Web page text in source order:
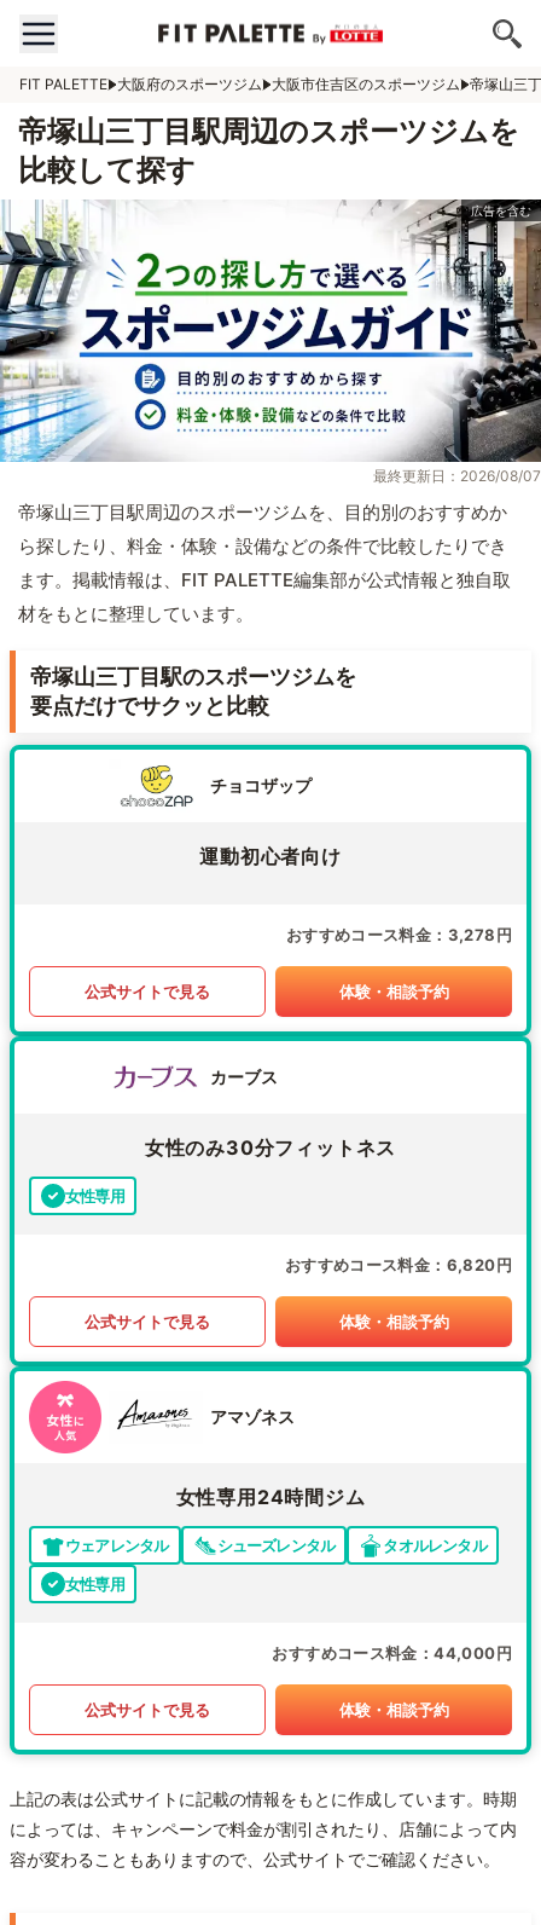
FIT PALETTE 大阪府のスポーツジム 大阪市住吉区のスポーツジム 帝塚山三
帝塚山三丁目駅周辺のスポーツジムを
比較して探す
最終更新日：2026/08/07
帝塚山三丁目駅周辺のスポーツジムを、目的別のおすすめか
ら探したり、料金・体験・設備などの条件で比較したりでき
ます。掲載情報は、FIT PALETTE編集部が公式情報と独自取
材をもとに整理しています。
帝塚山三丁目駅のスポーツジムを
要点だけでサクッと比較
チョコザップ
運動初心者向け
おすすめコース料金 3,278円
公式サイトで見る 体験・相談予約
カーブス
女性のみ30分フィットネス
女性専用
おすすめコース料金 6,820円
公式サイトで見る 体験・相談予約
アマゾネス
女性専用24時間ジム
ウェアレンタル シューズレンタル
タオルレンタル
女性専用
おすすめコース料金 44,000円
公式サイトで見る 体験・相談予約
上記の表は公式サイトに記載の情報をもとに作成しています。時期
によっては、キャンペーンで料金が割引されたり、店舗によって内
容が変わることもありますので、公式サイトでご確認ください。